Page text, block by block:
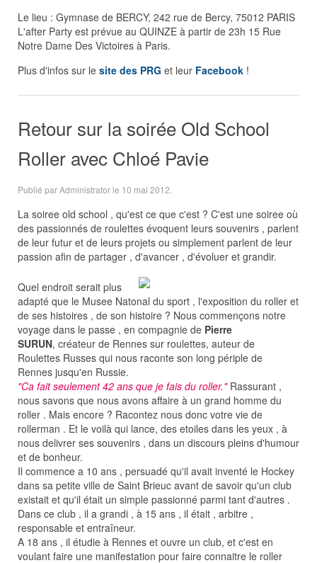
Le lieu : Gymnase de BERCY, 242 rue de Bercy, 75012 PARIS
L'after Party est prévue au QUINZE à partir de 23h 15 Rue
Notre Dame Des Victoires à Paris.
Plus d'infos sur le site des PRG et leur Facebook !
Retour sur la soirée Old School
Roller avec Chloé Pavie
Publié par Administrator le 10 mai 2012
La soiree old school , qu'est ce que c'est ? C'est une soiree où
des passionnés de roulettes évoquent leurs souvenirs , parlent
de leur futur et de leurs projets ou simplement parlent de leur
passion afin de partager , d'avancer , d'évoluer et grandir.
Quel endroit serait plus
adapté que le Musee Natonal du sport , l'exposition du roller et
de ses histoires , de son histoire ? Nous commençons notre
voyage dans le passe , en compagnie de Pierre
SURUN, créateur de Rennes sur roulettes, auteur de
Roulettes Russes qui nous raconte son long périple de
Rennes jusqu'en Russie.
"Ca fait seulement 42 ans que je fais du roller."Rassurant ,
nous savons que nous avons affaire à un grand homme du
roller . Mais encore ? Racontez nous donc votre vie de
rollerman . Et le voilà qui lance, des etoiles dans les yeux , à
nous delivrer ses souvenirs , dans un discours pleins d'humour
et de bonheur.
Il commence a 10 ans , persuadé qu'il avait inventé le Hockey
dans sa petite ville de Saint Brieuc avant de savoir qu'un club
existait et qu'il était un simple passionné parmi tant d'autres .
Dans ce club , il a grandi , à 15 ans , il était , arbitre ,
responsable et entraîneur.
A 18 ans , il étudie à Rennes et ouvre un club, et c'est en
voulant faire une manifestation pour faire connaitre le roller